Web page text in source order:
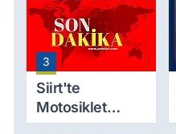
Bulundu: Kayıp
Baba İçin Arama
Çalışmaları
Başlıyor
3
Siirt'te
Motosiklet
Kazası Can Aldı: